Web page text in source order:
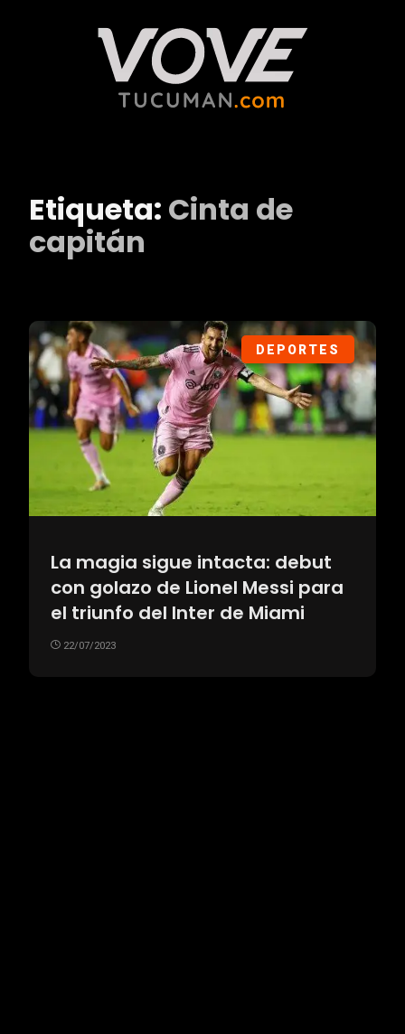
Etiqueta: Cinta de
capitán
DEPORTES
La magia sigue intacta: debut
con golazo de Lionel Messi para
el triunfo del Inter de Miami
22/07/2023